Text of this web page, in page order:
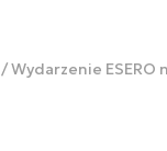
Wydarzenie